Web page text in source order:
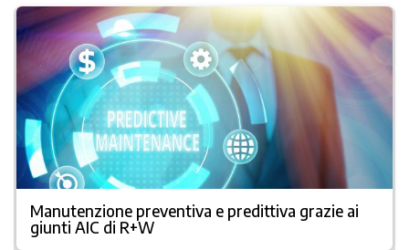
Manutenzione preventiva e predittiva grazie ai
giunti AIC di R+W